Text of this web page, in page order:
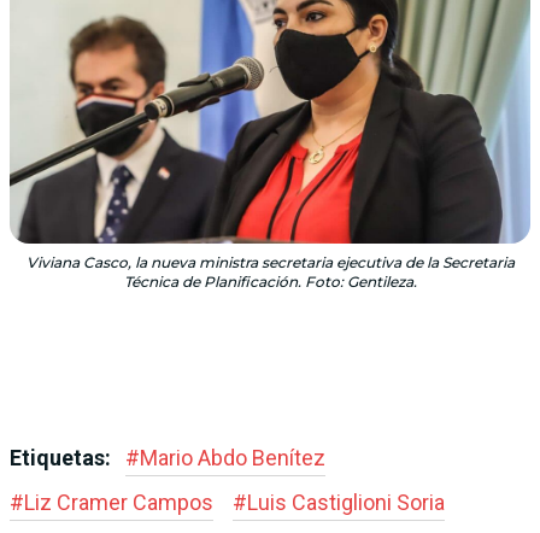
Viviana Casco, la nueva ministra secretaria ejecutiva de la Secretaria
Técnica de Planificación. Foto: Gentileza.
Etiquetas: #Mario Abdo Benítez
#Liz Cramer Campos #Luis Castiglioni Soria